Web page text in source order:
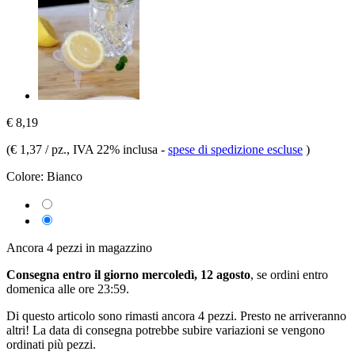
€ 8,19
(€ 1,37 / pz., IVA 22% inclusa - spese di spedizione escluse )
Colore: Bianco
Ancora 4 pezzi in magazzino
Consegna entro il giorno mercoledì, 12 agosto, se ordini entro
domenica alle ore 23:59.
Di questo articolo sono rimasti ancora 4 pezzi. Presto ne arriveranno
altri! La data di consegna potrebbe subire variazioni se vengono
ordinati più pezzi.